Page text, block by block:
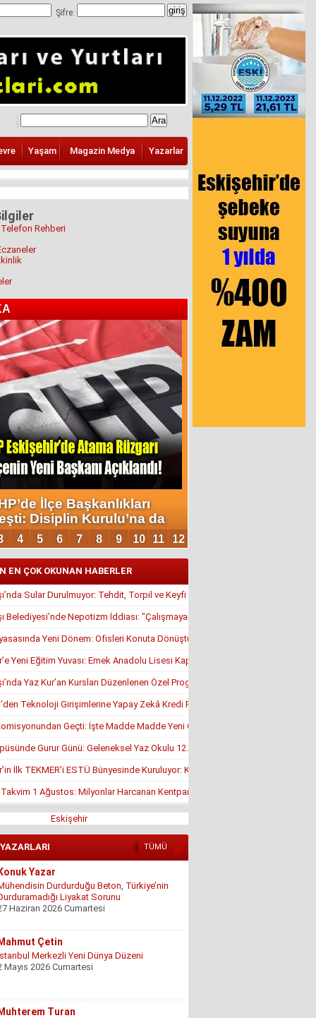
Şifre:
Yaşam Magazin Medya Yazarlar
Rehberi
EN ÇOK OKUNAN HABERLER
Sular Durulmuyor: Tehdit, Torpil ve Keyfi Atamalar Gündemde
Belediyesi’nde Nepotizm İddiası: "Çalışmayan Kaldı, Çavuş İstifa Ettirildi"
Yeni Dönem: Ofisleri Konuta Dönüştürmek İçin Son Tarih 1
Yeni Eğitim Yuvası: Emek Anadolu Lisesi Kapılarını Açmaya Hazırlanıyor
Yaz Kur’an Kursları Düzenlenen Özel Programla Açıldı
Teknoloji Girişimlerine Yapay Zekâ Kredi Programı
Geçti: İşte Madde Madde Yeni Öğrenci Affı Rehberi
Gurur Günü: Geleneksel Yaz Okulu 12. Kez Kapanış Yaptı
İlk TEKMER’i ESTÜ Bünyesinde Kuruluyor: KOSGEB Onayı Geldi
Takvim 1 Ağustos: Milyonlar Harcanan Kentpark Plajı Ne Zaman Açılacak?
Eskişehir
TÜMÜ
Yazar
Durdurduğu Beton, Türkiye’nin
Liyakat Sorunu
Haziran 2026 Cumartesi
Çetin
Merkezli Yeni Dünya Düzeni
Mayıs 2026 Cumartesi
Turan